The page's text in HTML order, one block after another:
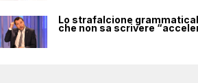
Lo strafalcione
che non sa scrivere